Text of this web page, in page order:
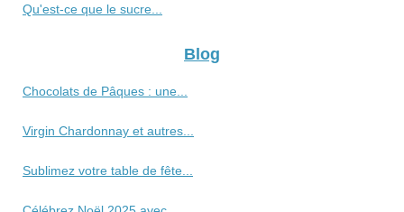
Qu'est-ce que le sucre...
Blog
Chocolats de Pâques : une...
Virgin Chardonnay et autres...
Sublimez votre table de fête...